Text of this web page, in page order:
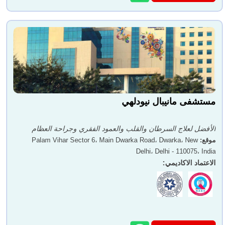
مستشفى مانيبال نيودلهي
الأفضل لعلاج السرطان والقلب والعمود الفقري وجراحة العظام
موقع: Palam Vihar Sector 6، Main Dwarka Road، Dwarka، New
Delhi، Delhi - 110075، India
الاعتماد الاكاديمي: